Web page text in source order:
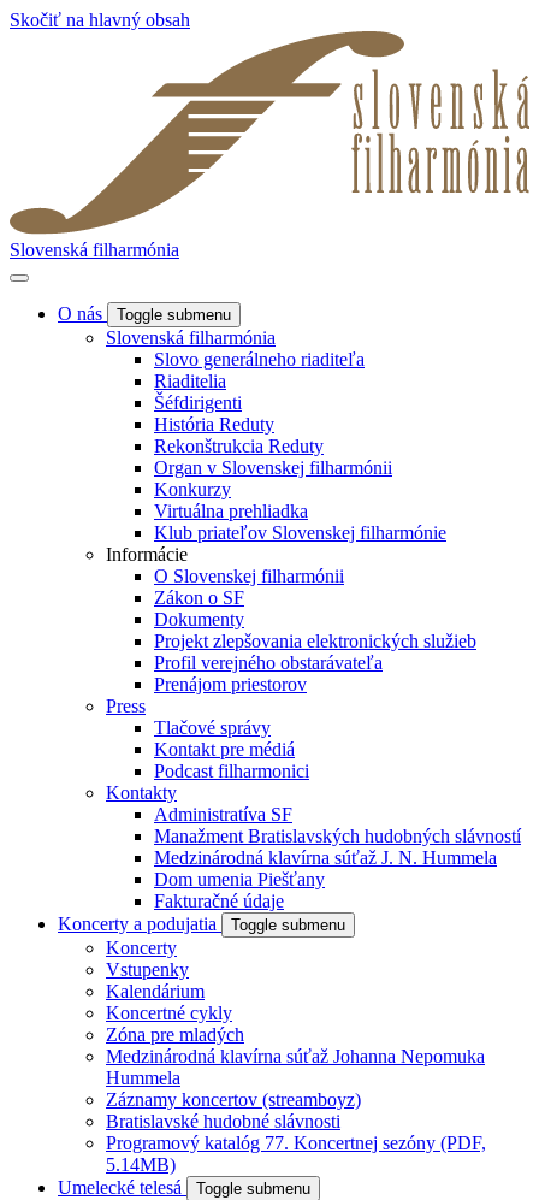
Skočiť na hlavný obsah
Slovenská filharmónia
O nás Toggle submenu
Slovenská filharmónia
Slovo generálneho riaditeľa
Riaditelia
Šéfdirigenti
História Reduty
Rekonštrukcia Reduty
Organ v Slovenskej filharmónii
Konkurzy
Virtuálna prehliadka
Klub priateľov Slovenskej filharmónie
Informácie
O Slovenskej filharmónii
Zákon o SF
Dokumenty
Projekt zlepšovania elektronických služieb
Profil verejného obstarávateľa
Prenájom priestorov
Press
Tlačové správy
Kontakt pre médiá
Podcast filharmonici
Kontakty
Administratíva SF
Manažment Bratislavských hudobných slávností
Medzinárodná klavírna súťaž J. N. Hummela
Dom umenia Piešťany
Fakturačné údaje
Koncerty a podujatia
Toggle submenu
Koncerty
Vstupenky
Kalendárium
Koncertné cykly
Zóna pre mladých
Medzinárodná klavírna súťaž Johanna Nepomuka
Hummela
Záznamy koncertov (streamboyz)
Bratislavské hudobné slávnosti
Programový katalóg 77. Koncertnej sezóny (PDF,
5.14MB)
Umelecké telesá
Toggle submenu